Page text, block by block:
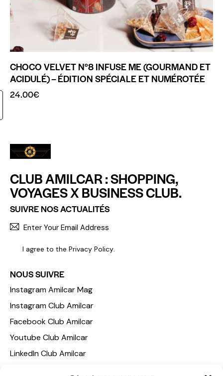
CHOCO VELVET N°8 INFUSE ME (GOURMAND ET
ACIDULÉ) – ÉDITION SPÉCIALE ET NUMÉROTÉE
24.00€
CLUB AMILCAR : SHOPPING,
VOYAGES X BUSINESS CLUB.
SUIVRE NOS ACTUALITÉS
I agree to the Privacy Policy.
NOUS SUIVRE
Instagram Amilcar Mag
Instagram Club Amilcar
Facebook Club Amilcar
Youtube Club Amilcar
LinkedIn Club Amilcar